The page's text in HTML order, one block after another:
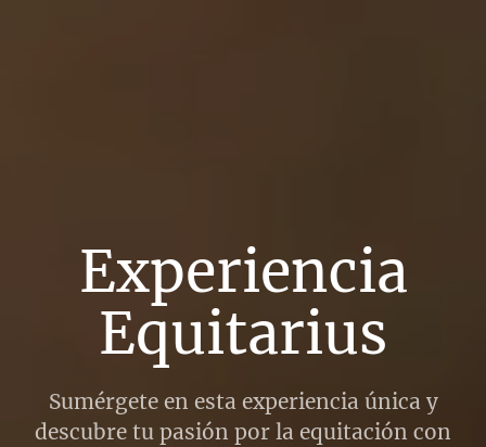
Experiencia
Equitarius
Sumérgete en esta experiencia única y
descubre tu pasión por la equitación con